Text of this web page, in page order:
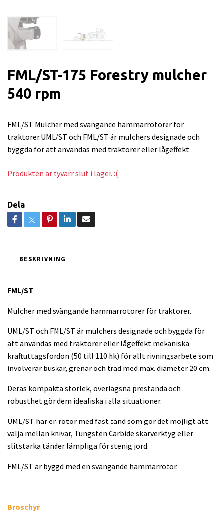
FML/ST-175 Forestry mulcher
540 rpm
FML/ST Mulcher med svängande hammarrotorer för
traktorer.UML/ST och FML/ST är mulchers designade och
byggda för att användas med traktorer eller lågeffekt
Produkten är tyvärr slut i lager. :(
Dela
BESKRIVNING
FML/ST
Mulcher med svängande hammarrotorer för traktorer.
UML/ST och FML/ST är mulchers designade och byggda för
att användas med traktorer eller lågeffekt mekaniska
kraftuttagsfordon (50 till 110 hk) för allt rivningsarbete som
involverar buskar, grenar och träd med max. diameter 20 cm.
Deras kompakta storlek, överlägsna prestanda och
robusthet gör dem idealiska i alla situationer.
UML/ST har en rotor med fast tand som gör det möjligt att
välja mellan knivar, Tungsten Carbide skärverktyg eller
slitstarka tänder lämpliga för stenig jord.
FML/ST är byggd med en svängande hammarrotor.
Broschyr